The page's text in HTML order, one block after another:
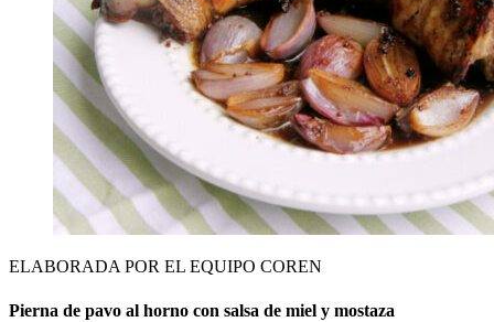
ELABORADA POR EL EQUIPO COREN
Pierna de pavo al horno con salsa de miel y mostaza